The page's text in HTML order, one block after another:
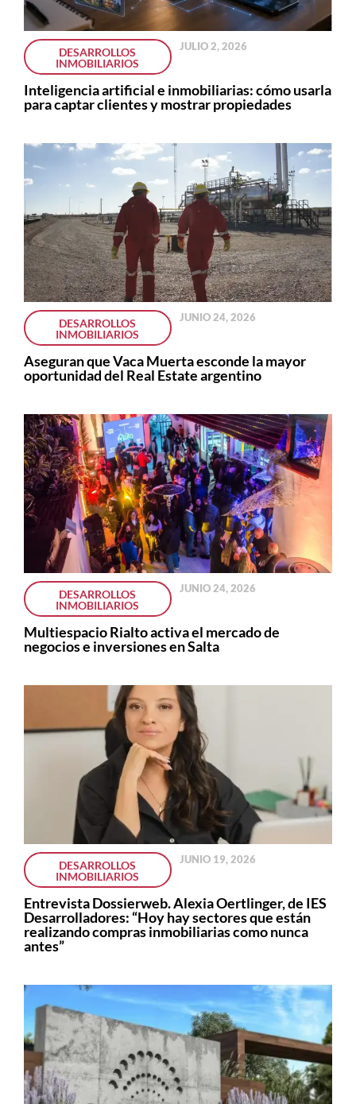
DESARROLLOS
INMOBILIARIOS
JULIO 2, 2026
Inteligencia artificial e inmobiliarias: cómo usarla
para captar clientes y mostrar propiedades
DESARROLLOS
INMOBILIARIOS
JUNIO 24, 2026
Aseguran que Vaca Muerta esconde la mayor
oportunidad del Real Estate argentino
DESARROLLOS
INMOBILIARIOS
JUNIO 24, 2026
Multiespacio Rialto activa el mercado de
negocios e inversiones en Salta
DESARROLLOS
INMOBILIARIOS
JUNIO 19, 2026
Entrevista Dossierweb. Alexia Oertlinger, de IES
Desarrolladores: “Hoy hay sectores que están
realizando compras inmobiliarias como nunca
antes”